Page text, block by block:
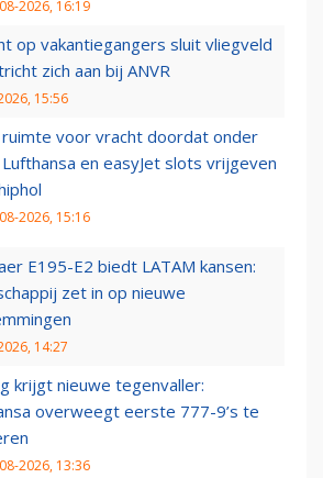
2026, 16:19
op vakantiegangers sluit vliegveld
zich aan bij ANVR
15:56
voor vracht doordat onder
en easyJet slots vrijgeven
2026, 15:16
E195-E2 biedt LATAM kansen:
zet in op nieuwe
14:27
krijgt nieuwe tegenvaller:
overweegt eerste 777-9’s te
2026, 13:36